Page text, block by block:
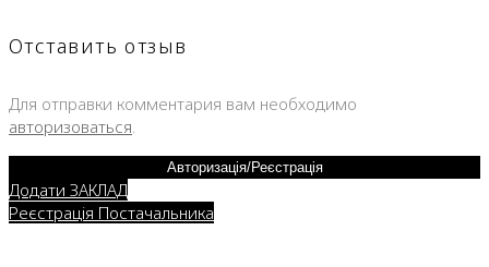
Отставить отзыв
Для отправки комментария вам необходимо
авторизоваться
Авторизація/Реєстрація
Додати ЗАКЛАД
Реєстрація Постачальника